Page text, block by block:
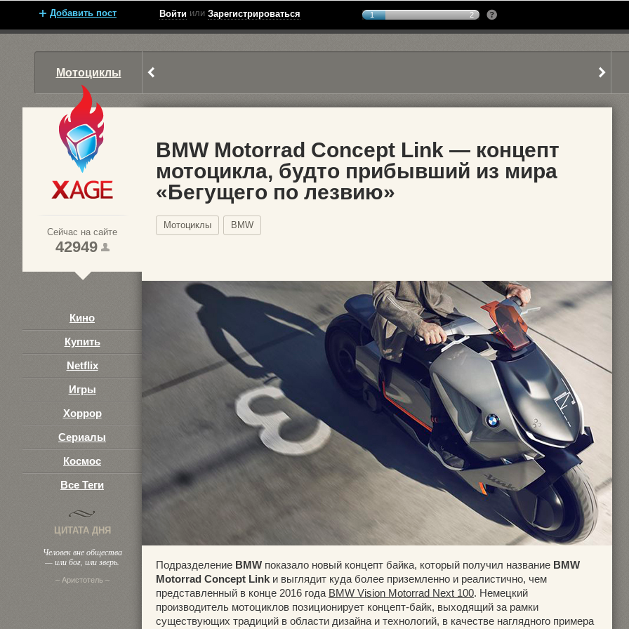
Добавить пост Войти или Зарегистрироваться 1 2
Мотоциклы
Сейчас на сайте
42949
Кино
Купить
Netflix
Игры
Хоррор
Сериалы
Космос
Все Теги
ЦИТАТА ДНЯ
Человек вне общества
— или бог, или зверь.
– Аристотель –
BMW Motorrad Concept Link — концепт
мотоцикла, будто прибывший из мира
«Бегущего по лезвию»
Мотоциклы BMW
Подразделение BMW показало новый концепт байка, который получил название BMW
Motorrad Concept Link и выглядит куда более приземленно и реалистично, чем
представленный в конце 2016 года BMW Vision Motorrad Next 100. Немецкий
производитель мотоциклов позиционирует концепт-байк, выходящий за рамки
существующих традиций в области дизайна и технологий, в качестве наглядного примера